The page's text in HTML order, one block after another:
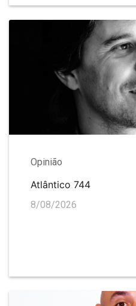
Opinião
Atlântico 744
8/08/2026